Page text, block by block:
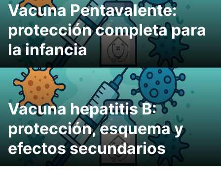
Vacuna Pentavalente:
protección completa para
la infancia
Vacuna hepatitis B:
protección, esquema y
efectos secundarios